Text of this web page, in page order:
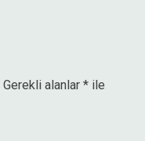
Gerekli alanlar * ile